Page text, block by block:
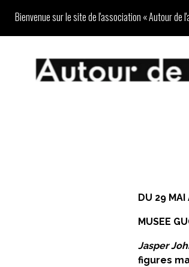
Bienvenue sur le site de l'association « Autour de
DU 29
MUSEE
Jasper
figures